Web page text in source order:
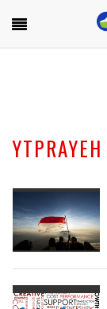
YTPRAYEH